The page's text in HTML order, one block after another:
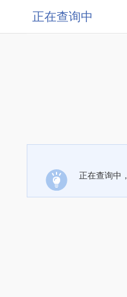
正在查询中
正在查询中